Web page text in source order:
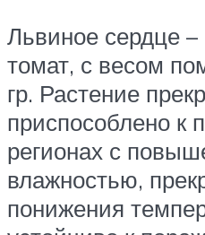
Львиное сердце
томат, с весом
гр. Растение
приспособлено к
регионах с
влажностью,
понижения